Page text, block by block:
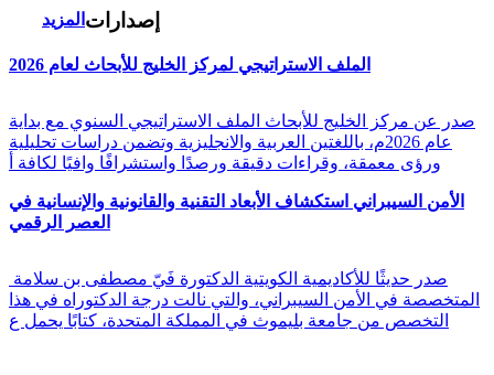
المزيد إصدارات
الملف الاستراتيجي لمركز الخليج للأبحاث لعام 2026
صدر عن مركز الخليج للأبحاث الملف الاستراتيجي السنوي مع بداية
عام 2026م، باللغتين العربية والانجليزية وتضمن دراسات تحليلية
ورؤى معمقة، وقراءات دقيقة ورصدًا واستشرافًا وافيًا لكافة أ
الأمن السيبراني استكشاف الأبعاد التقنية والقانونية والإنسانية في
العصر الرقمي
المتخصصة في الأمن السيبراني، والتي نالت درجة الدكتوراه في هذا
التخصص من جامعة بليموث في المملكة المتحدة، كتابًا يحمل ع